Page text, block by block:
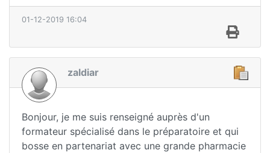
01-12-2019 16:04
zaldiar
Bonjour, je me suis renseigné auprès d'un
formateur spécialisé dans le préparatoire et qui
bosse en partenariat avec une grande pharmacie